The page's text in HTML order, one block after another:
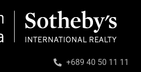
+689 40 50 11 11